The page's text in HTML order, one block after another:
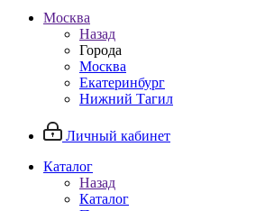
Москва
Назад
Города
Москва
Екатеринбург
Нижний Тагил
Личный кабинет
Каталог
Назад
Каталог